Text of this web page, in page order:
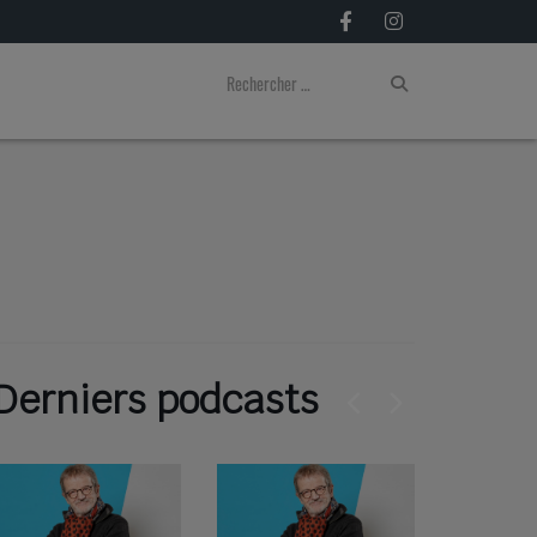
podcasts